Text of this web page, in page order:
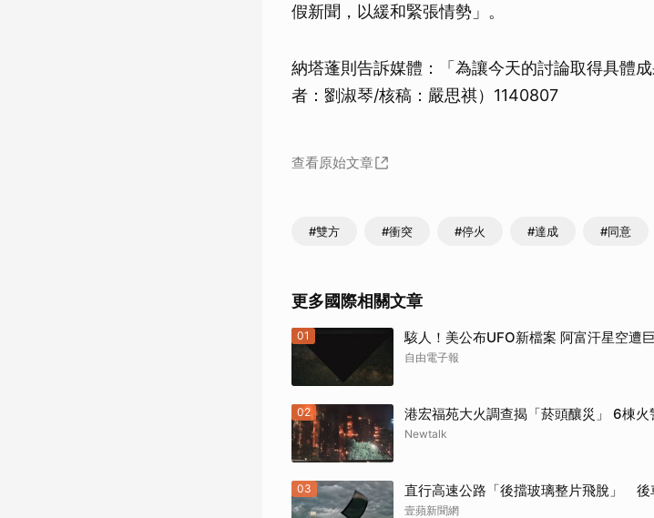
假新聞，以緩和緊張情勢」。
納塔蓬則告訴媒體：「為讓今天的討論取得具體
者：劉淑琴/核稿：嚴思祺）1140807
查看原始文章
#雙方 #衝突 #停火 #達成 #同意
更多國際相關文章
01 駭人！美公布UFO新檔案 阿富汗星空遭
自由電子報
02 港宏福苑大火調查揭「菸頭釀災」 6棟
Newtalk
03 直行高速公路「後擋玻璃整片飛脫」 後
壹蘋新聞網